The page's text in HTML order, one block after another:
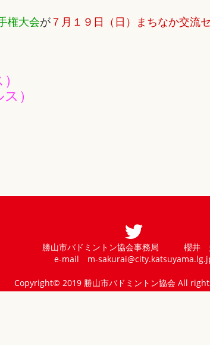
権大会が７月１９日（日）まちなか交流
）
勝山市バドミントン協会事務局 櫻井
e-mail m-
Copyright© 2019 勝山市バドミントン協会 All